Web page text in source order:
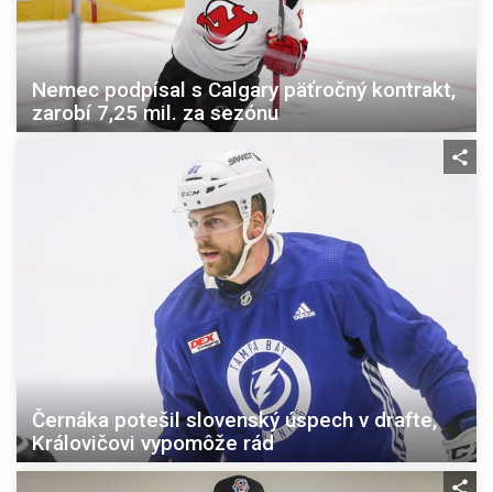
Nemec podpísal s Calgary päťročný kontrakt,
zarobí 7,25 mil. za sezónu
Černáka potešil slovenský úspech v drafte,
Královičovi vypomôže rád